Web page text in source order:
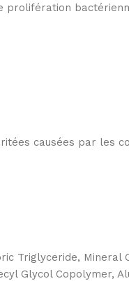
prolifération
causées par les
Triglyceride, Mineral
Glycol Copolymer,